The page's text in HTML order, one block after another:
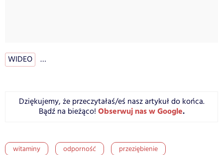
WIDEO …
Dziękujemy, że przeczytałaś/eś nasz artykuł do końca.
Bądź na bieżąco! Obserwuj nas w Google.
witaminy odporność przeziębienie